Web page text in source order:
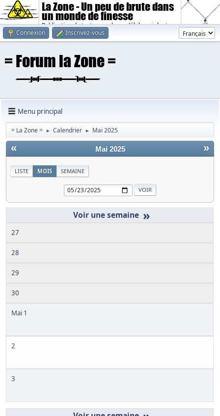
La Zone - Un peu de brute dans
un monde de finesse
Publication de textes sombres, débiles, violents.
Connexion
Inscrivez-vous
Menu principal
= La Zone = ► Calendrier ► Mai 2025
« »
Mai 2025
LISTE MOIS SEMAINE
»
27
28
29
30
Mai 1
2
3